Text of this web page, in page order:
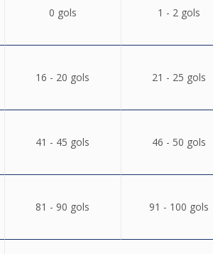
0 gols 1 - 2 gols
16 - 20 gols 21 - 25 gols
41 - 45 gols 46 - 50 gols
81 - 90 gols 91 - 100 gols